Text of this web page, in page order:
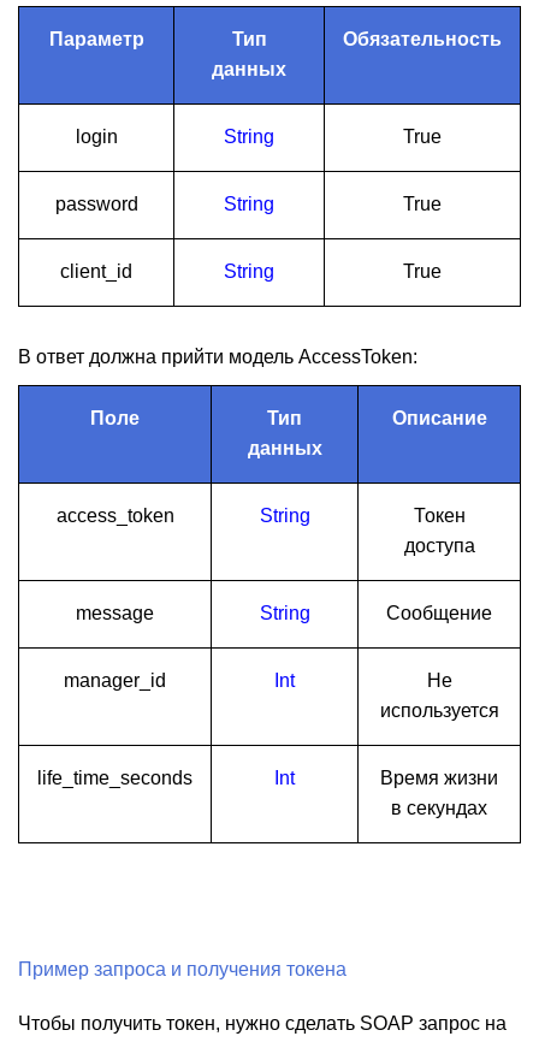
Параметр
Тип
данных
Обязательность
login String True
password String True
client_id String True
В ответ должна прийти модель AccessToken:
Поле
Тип
данных
Описание
access_token String
Токен
доступа
message String Сообщение
manager_id Int
Не
используется
life_time_seconds Int
Время жизни
в секундах
Пример запроса и получения токена
Чтобы получить токен, нужно сделать SOAP запрос на